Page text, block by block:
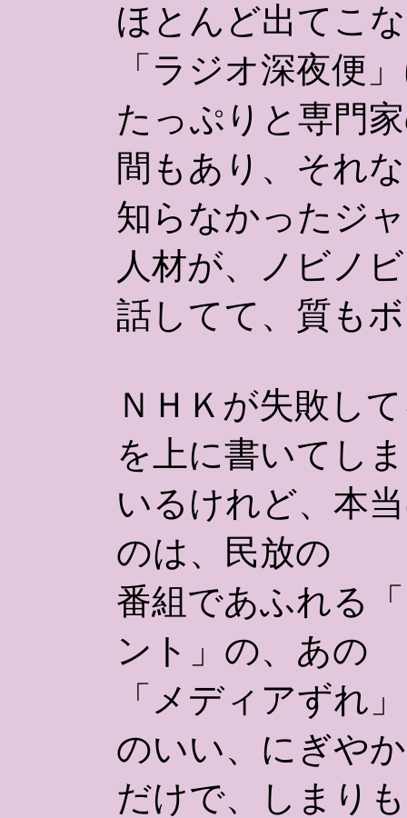
ほとんど出てこ
「ラジオ深夜便
たっぷりと専門
間もあり、それ
知らなかったジ
人材が、ノビノ
話してて、質も
ＮＨＫが失敗し
を上に書いてし
いるけれど、本
のは、民放の
番組であふれる
ント」の、あの
「メディアずれ
のいい、にぎや
だけで、しまり